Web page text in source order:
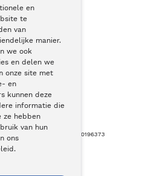
en
te
van
manier.
we ook
en delen we
onze site met
en
kunnen deze
informatie die
ze hebben
van hun
ons
2026 KVK nummer: 30196373